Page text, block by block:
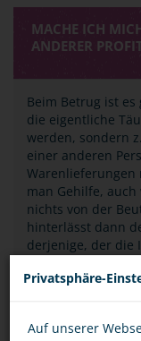
MACHE ICH
ANDERER
Beim Betrug ist
die eigentliche
werden, sondern
einer anderen
Warenlieferungen
man Gehilfe,
nichts von der
hinterlässt dann
derjenige, der die
In diesem Fall
Privatsphäre-
Auf unserer